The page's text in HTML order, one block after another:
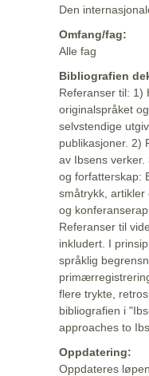
Den
Omfang/fag:
Alle fag
Bibliografien
Referanser til: 1)
originalspråket
selvstendige
publikasjoner. 2)
av Ibsens
og forfatterskap:
småtrykk, artikler
og
Referanser til
inkludert. I
språklig
flere trykte,
bibliografien i
approaches to
Oppdatering:
Oppdateres